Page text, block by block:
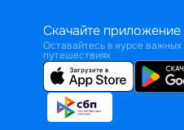
Скачайте приложение
Оставайтесь в курсе
путешествиях